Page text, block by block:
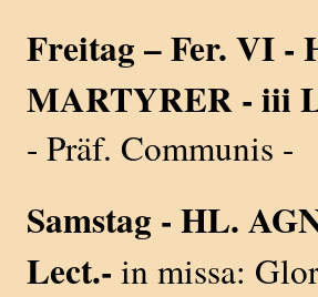
Freitag – Fer. VI
MARTYRER - iii
- Präf. Communis -
Samstag - HL.
Lect.- in missa: